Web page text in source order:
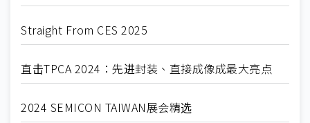
Straight From CES 2025
直击TPCA 2024：先进封装、直接成像成最大亮点
2024 SEMICON TAIWAN展会精选